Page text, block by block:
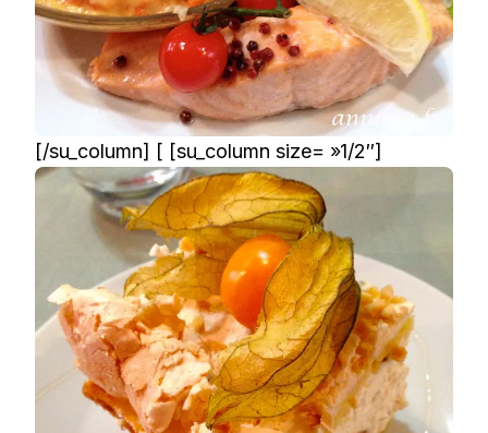
[/su_column] [ [su_column size= »1/2″]